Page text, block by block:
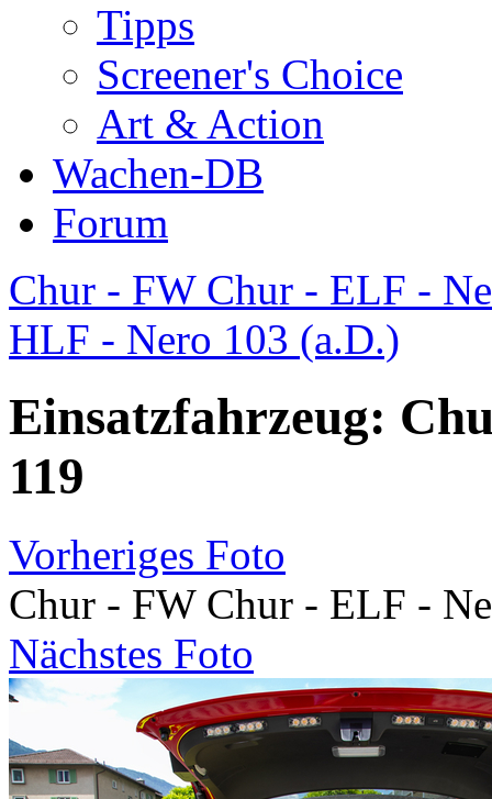
Tipps
Screener's Choice
Art & Action
Wachen-DB
Forum
Chur - FW Chur - ELF -
HLF - Nero 103 (a.D.)
Einsatzfahrzeug:
119
Vorheriges Foto
Chur - FW Chur - ELF -
Nächstes Foto